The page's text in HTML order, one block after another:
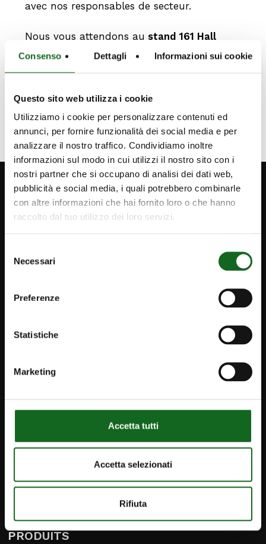
Consenso Dettagli Informazioni sui cookie
Questo sito web utilizza i cookie
Utilizziamo i cookie per personalizzare contenuti ed
annunci, per fornire funzionalità dei social media e per
analizzare il nostro traffico. Condividiamo inoltre
informazioni sul modo in cui utilizzi il nostro sito con i
nostri partner che si occupano di analisi dei dati web,
pubblicità e social media, i quali potrebbero combinarle
con altre informazioni che hai fornito loro o che hanno
raccolto dal tuo utilizzo dei loro servizi.
delNecessari
Preferenze
Statistiche
Marketing
Accetta tutti
Accetta selezionati
Rifiuta
avec nos responsables de secteur.
Nous vous attendons au stand 161 Hall
5pour vous présenter les dernières
Contacts
Français
PRODUITS